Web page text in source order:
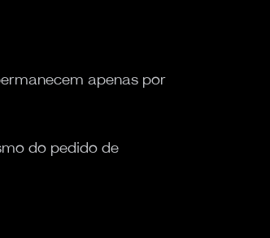
apenas por
do pedido de